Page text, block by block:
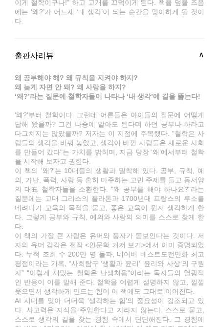
이게 철학이구나!” 하고 고개를 끄덕이게 된다. 책을 덮을 즈음
에는 ‘왜?’가 어느새 ‘내 생각’이 되는 순간을 맞이하게 될 것이
다.
출판사리뷰
왜 공부해야 해? 왜 규칙을 지켜야 하지?
왜 늦게 자면 안 돼? 왜 사랑을 하지?
‘왜?’라는 질문에 철학자들이 나타나 ‘내 생각’에 길을 뚫는다!
'왜?'부터 철학이다. 그런데 어른들은 아이들의 질문에 어떻게
답해 왔을까? 그건 나중에 알아도 된다며 하던 공부나 하라고
다그치지는 않았을까? 저자는 이 지점에 주목했다. "철학은 사
람들의 생각을 바꿔 놓았고, 생각이 바뀐 사람들은 새로운 사회
를 만들어 갔다"는 가치를 밝히며, 지금 당장 ‘왜’에서부터 철학
을 시작해 보자고 권한다.
이 책의 '왜?'는 10대들의 생활과 밀착해 있다. 공부, 규칙, 예
의, 가난, 폭력, 사랑 등 흔히 마주하는 고민 주제를 들고 동서양
의 대표 철학자들을 소환한다. "왜 공부를 해야 하나요?"라는
질문에는 고대 그리스의 플라톤과 1700년대 프랑스의 루소를
데려다가 교육의 목적을 묻고, 좋은 교육이 뭔지 생각하게 한
다. 그렇게 공부와 규칙, 예의와 사랑의 의미를 스스로 찾게 한
다.
이 책의 가장 큰 자랑은 유머와 풍자가 돋보인다는 것이다. 저
자의 유머 감각은 전작 <인문학 거저 보기>에서 이미 증명되었
다. 누적 조회 수 200만 명 돌파, 네이버 베스트도전만화 최고
평점이라는 기록, “사회탐구 ‘생활과 윤리’ ‘윤리와 사상’의 구원
자” "이렇게 재밌는 철학은 난생처음"이라는 독자들의 열광적
인 반응이 이를 말해 준다. 철학을 어렵게 설명하지 않고, 낄낄
웃으면서 생각하게 만드는 힘이 이 책에도 그대로 이어진다.
AI 시대를 맞아 더더욱 '생각하는 힘'의 중요성이 강조되고 있
다. 사고력은 지식을 주입한다고 자라지 않는다. 스스로 묻고,
스스로 생각의 길을 찾는 경험 속에서 단단해진다. 그 경험에